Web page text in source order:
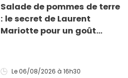
Salade de pommes de terre
: le secret de Laurent
Mariotte pour un goût
Le 06/08/2026 à 16h30